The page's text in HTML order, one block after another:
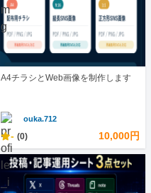
A4チラシとWeb画像を制作します
ouka.712
- (0) 10,000円